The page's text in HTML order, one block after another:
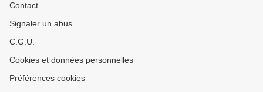
Contact
Signaler un abus
C.G.U.
Cookies et données personnelles
Préférences cookies